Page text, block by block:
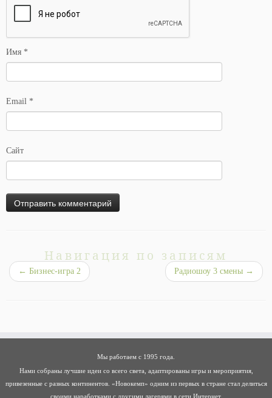
Имя *
Email *
Сайт
Навигация по записям
← Бизнес-игра 2 Радиошоу 3 смены →
Мы работаем с 1995 года.
Нами собраны лучшие идеи со всего света, адаптированы игры и мероприятия,
привезенные с разных континентов. «Новокемп» одним из первых в стране стал делиться
своими наработками с другими лагерями в сети Интернет.